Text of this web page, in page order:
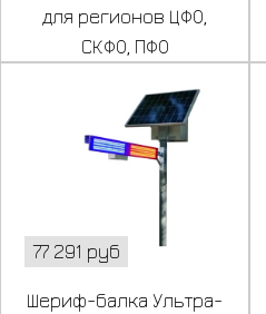
для регионов ЦФО,
СКФО, ПФО
77 291 руб
Шериф-балка Ультра-